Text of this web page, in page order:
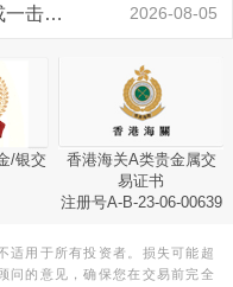
领峰金评：静待小非农指引 黄金或一击破局 2026-08-05
/银交
香港海关A类贵金属交
易证书
注册号A-B-23-06-00639
适用于所有投资者。损失可能超
问的意见，确保您在交易前完全